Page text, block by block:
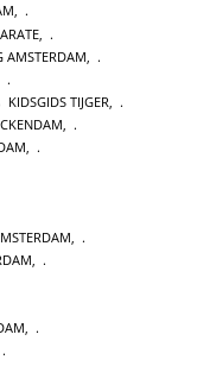
,
AMSTERDAM
KIDSGIDS TIJGER
,
,
,